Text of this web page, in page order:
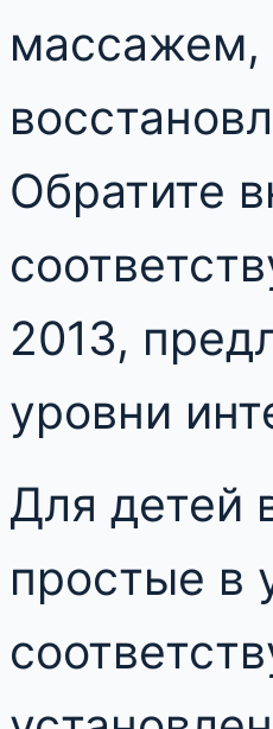
массажем,
Обратите
2013,
уровни
Для детей
простые в